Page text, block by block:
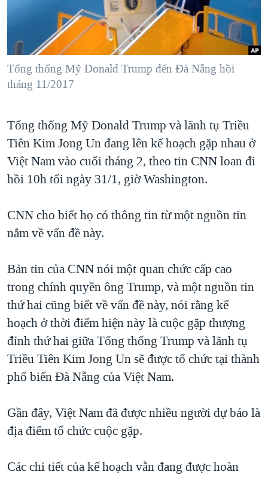
"Tìm"
NGƯỜI VIỆT HẢI NGOẠI
ĐỜI SỐNG
KINH TẾ
KHOA HỌC
VĂN HOÁ
THỂ THAO
GIÁO DỤC
HÀNH TRÌNH BẦU CỬ 2024
MỘT NĂM CHIẾN TRANH TẠI DẢI GAZA
GIẢI MÃ VÀNH ĐAI & CON ĐƯỜNG
NGÀY TỊ NẠN THẾ GIỚI
GROUND ZERO – XƯA VÀ NAY
CHI PHÍ CHIẾN TRANH AFGHANISTAN
CÁC GIÁ TRỊ CỘNG HÒA Ở VIỆT NAM
TRỊNH VĨNH BÌNH VS. CHÍNH PHỦ VIỆT NAM
NGƯ DÂN VIỆT VÀ LÀN SÓNG TRỘM HẢI SÂM
BÊN KIA QUỐC LỘ: TIẾNG VỌNG TỪ NÔNG THÔN MỸ
QUAN HỆ VIỆT MỸ
VIDEO
MẠNG XÃ HỘI
Ngôn ngữ khác
Tổng thống Mỹ Donald Trump đến Đà Nẵng hồi
tháng 11/2017
Tổng thống Mỹ Donald Trump và lãnh tụ Triều
Tiên Kim Jong Un đang lên kế hoạch gặp nhau ở
Việt Nam vào cuối tháng 2, theo tin CNN loan đi
hồi 10h tối ngày 31/1, giờ Washington.
CNN cho biết họ có thông tin từ một nguồn tin
nắm về vấn đề này.
Bản tin của CNN nói một quan chức cấp cao
trong chính quyền ông Trump, và một nguồn tin
thứ hai cũng biết về vấn đề này, nói rằng kế
hoạch ở thời điểm hiện này là cuộc gặp thượng
đỉnh thứ hai giữa Tổng thống Trump và lãnh tụ
Triều Tiên Kim Jong Un sẽ được tổ chức tại thành
phố biển Đà Nẵng của Việt Nam.
Gần đây, Việt Nam đã được nhiều người dự báo là
địa điểm tổ chức cuộc gặp.
Các chi tiết của kế hoạch vẫn đang được hoàn